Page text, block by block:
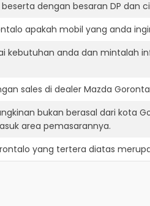
dengan besaran DP dan
apakah mobil yang anda
kebutuhan anda dan mintalah
sales di dealer Mazda
bukan berasal dari kota
area pemasarannya.
yang tertera diatas